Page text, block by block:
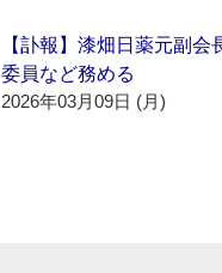
【訃報】漆畑日薬元副会
委員など務める
2026年03月09日 (月)